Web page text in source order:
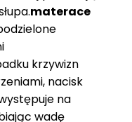
materace
krzywizn
nacisk
na
wadę